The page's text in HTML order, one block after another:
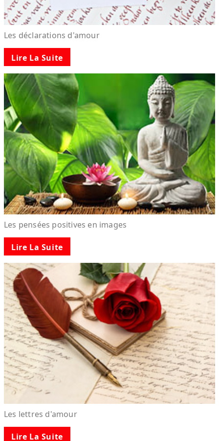
Les déclarations d'amour
Lire La Suite
Les pensées positives en images
Lire La Suite
Les lettres d'amour
Lire La Suite